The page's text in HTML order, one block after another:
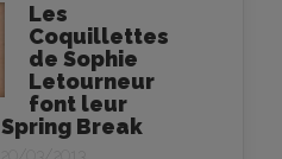
Les
Coquillettes
de Sophie
Letourneur
font leur
Spring Break